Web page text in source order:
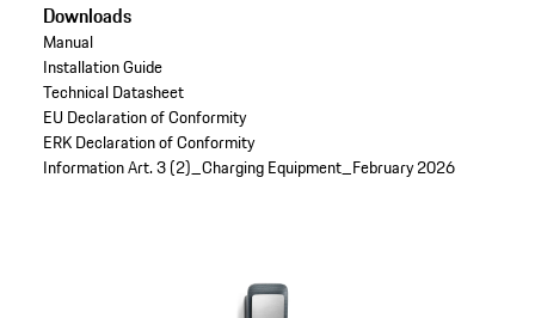
Downloads
Manual
Installation Guide
Technical Datasheet
EU Declaration of Conformity
ERK Declaration of Conformity
Information Art. 3 (2)_Charging Equipment_February 2026